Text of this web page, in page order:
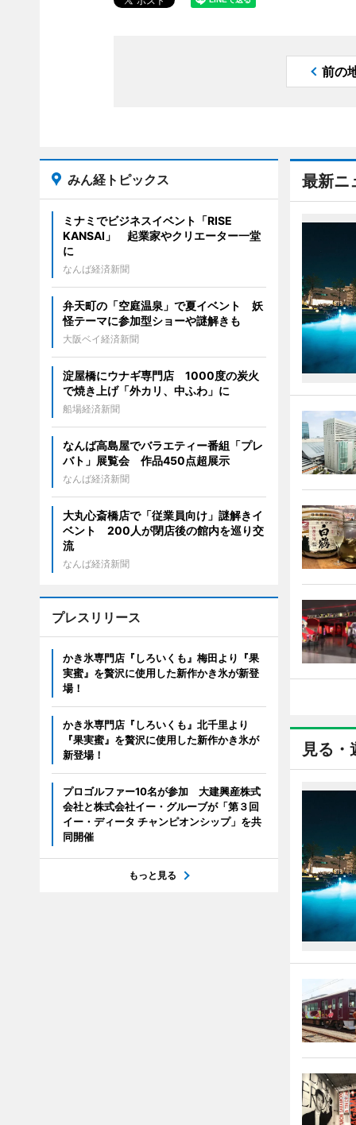
前の
最新ニ
見る・
みん経トピックス
ミナミでビジネスイベント「RISE
KANSAI」 起業家やクリエーター一堂
に
なんば経済新聞
弁天町の「空庭温泉」で夏イベント 妖
怪テーマに参加型ショーや謎解きも
大阪ベイ経済新聞
淀屋橋にウナギ専門店 1000度の炭火
で焼き上げ「外カリ、中ふわ」に
船場経済新聞
なんば高島屋でバラエティー番組「プレ
バト」展覧会 作品450点超展示
なんば経済新聞
大丸心斎橋店で「従業員向け」謎解きイ
ベント 200人が閉店後の館内を巡り交
流
なんば経済新聞
プレスリリース
かき氷専門店『しろいくも』梅田より『果
実蜜』を贅沢に使用した新作かき氷が新登
場！
かき氷専門店『しろいくも』北千里より
『果実蜜』を贅沢に使用した新作かき氷が
新登場！
プロゴルファー10名が参加 大建興産株式
会社と株式会社イー・グルーブが「第３回
イー・ディータ チャンピオンシップ」を共
同開催
もっと見る